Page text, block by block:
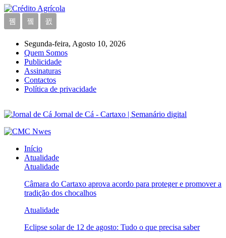
Segunda-feira, Agosto 10, 2026
Quem Somos
Publicidade
Assinaturas
Contactos
Política de privacidade
Jornal de Cá - Cartaxo | Semanário digital
Início
Atualidade
Atualidade
Câmara do Cartaxo aprova acordo para proteger e promover a
tradição dos chocalhos
Atualidade
Eclipse solar de 12 de agosto: Tudo o que precisa saber